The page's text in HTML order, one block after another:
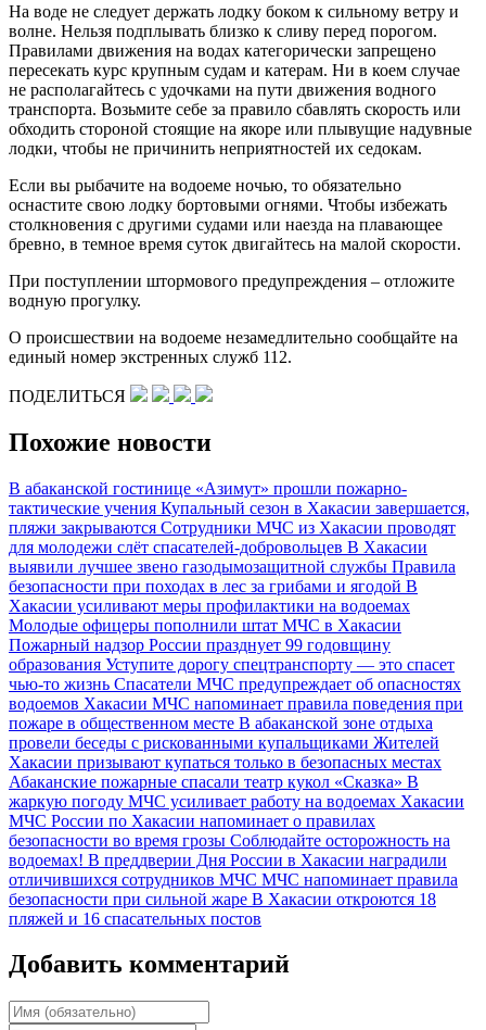
На воде не следует держать лодку боком к сильному ветру и
волне. Нельзя подплывать близко к сливу перед порогом.
Правилами движения на водах категорически запрещено
пересекать курс крупным судам и катерам. Ни в коем случае
не располагайтесь с удочками на пути движения водного
транспорта. Возьмите себе за правило сбавлять скорость или
обходить стороной стоящие на якоре или плывущие надувные
лодки, чтобы не причинить неприятностей их седокам.
Если вы рыбачите на водоеме ночью, то обязательно
оснастите свою лодку бортовыми огнями. Чтобы избежать
столкновения с другими судами или наезда на плавающее
бревно, в темное время суток двигайтесь на малой скорости.
При поступлении штормового предупреждения – отложите
водную прогулку.
О происшествии на водоеме незамедлительно сообщайте на
единый номер экстренных служб 112.
ПОДЕЛИТЬСЯ
Похожие новости
В абаканской гостинице «Азимут» прошли пожарно-
тактические учения Купальный сезон в Хакасии завершается,
пляжи закрываются Сотрудники МЧС из Хакасии проводят
для молодежи слёт спасателей-добровольцев В Хакасии
выявили лучшее звено газодымозащитной службы Правила
безопасности при походах в лес за грибами и ягодой В
Хакасии усиливают меры профилактики на водоемах
Молодые офицеры пополнили штат МЧС в Хакасии
Пожарный надзор России празднует 99 годовщину
образования Уступите дорогу спецтранспорту — это спасет
чью-то жизнь Спасатели МЧС предупреждает об опасностях
водоемов Хакасии МЧС напоминает правила поведения при
пожаре в общественном месте В абаканской зоне отдыха
провели беседы с рискованными купальщиками Жителей
Хакасии призывают купаться только в безопасных местах
Абаканские пожарные спасали театр кукол «Сказка» В
жаркую погоду МЧС усиливает работу на водоемах Хакасии
МЧС России по Хакасии напоминает о правилах
безопасности во время грозы Соблюдайте осторожность на
водоемах! В преддверии Дня России в Хакасии наградили
отличившихся сотрудников МЧС МЧС напоминает правила
безопасности при сильной жаре В Хакасии откроются 18
пляжей и 16 спасательных постов
Добавить комментарий